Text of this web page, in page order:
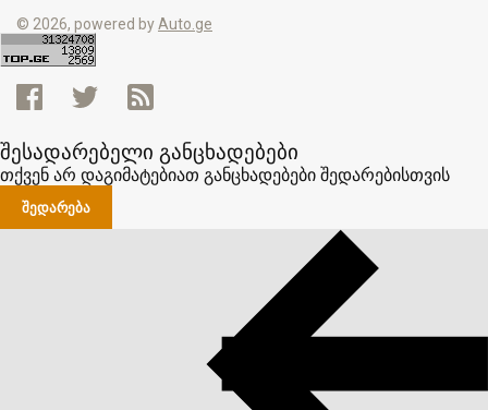
© 2026, powered byAuto.ge
შესადარებელი განცხადებები
თქვენ არ დაგიმატებიათ განცხადებები შედარებისთვის
ᲨᲔᲓᲐᲠᲔᲑᲐ